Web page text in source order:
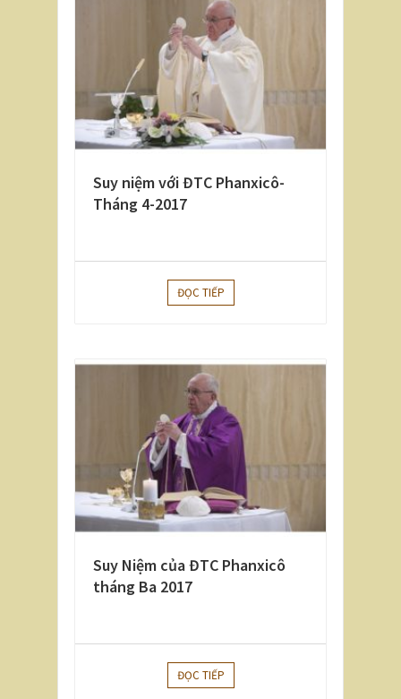
Suy niệm với ĐTC Phanxicô-
Tháng 4-2017
ĐỌC TIẾP
Suy Niệm của ĐTC Phanxicô
tháng Ba 2017
ĐỌC TIẾP